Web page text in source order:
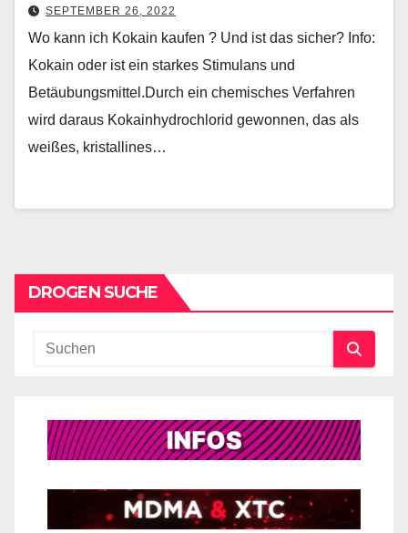
SEPTEMBER 26, 2022
Wo kann ich Kokain kaufen ? Und ist das sicher? Info:
Kokain oder ist ein starkes Stimulans und
Betäubungsmittel.Durch ein chemisches Verfahren
wird daraus Kokainhydrochlorid gewonnen, das als
weißes, kristallines…
DROGEN SUCHE